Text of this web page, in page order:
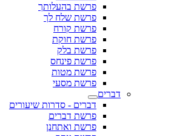
פרשת בהעלותך
פרשת שלח לך
פרשת קורח
פרשת חוקת
פרשת בלק
פרשת פינחס
פרשת מטות
פרשת מסעי
דברים
דברים - סדרות שיעורים
פרשת דברים
פרשת ואתחנן